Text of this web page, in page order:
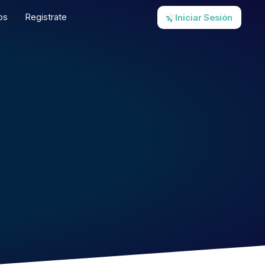
Registrate Iniciar Sesión